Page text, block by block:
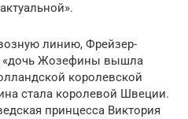
линию, Фрейзер-
«дочь Жозефины вышла
королевской
стала королевой Швеции.
принцесса Виктория